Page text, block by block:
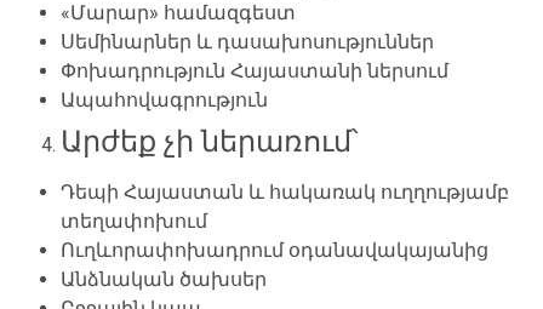
«Մարար» համազգեստ
Սեմինարներ և դասախոսություններ
Փոխադրություն Հայաստանի ներսում
Ապահովագրություն
Արժեք չիներառում՝
Դեպի Հայաստան և հակառակ ուղղությամբ
տեղափոխում
Ուղևորափոխադրում օդանավակայանից
Անձնական ծախսեր